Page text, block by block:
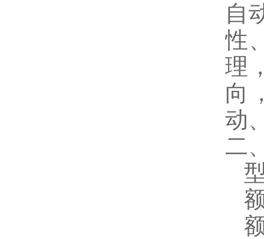
自
性
理
向
动
二